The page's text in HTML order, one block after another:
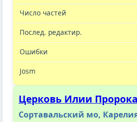
Церковь Илии Пророка
Сортавальский мо,